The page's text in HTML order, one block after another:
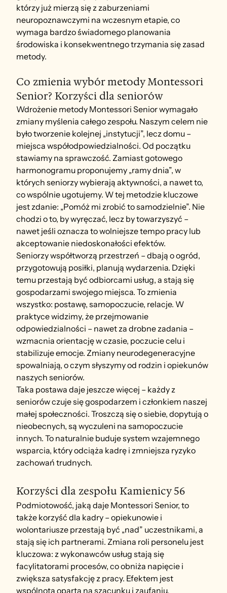
którzy już mierzą się z zaburzeniami
neuropoznawczymi na wczesnym etapie, co
wymaga bardzo świadomego planowania
środowiska i konsekwentnego trzymania się zasad
metody.
Co zmienia wybór metody Montessori
Senior? Korzyści dla seniorów
Wdrożenie metody Montessori Senior wymagało
zmiany myślenia całego zespołu. Naszym celem nie
było tworzenie kolejnej „instytucji”, lecz domu –
miejsca współodpowiedzialności. Od początku
stawiamy na sprawczość. Zamiast gotowego
harmonogramu proponujemy „ramy dnia”, w
których seniorzy wybierają aktywności, a nawet to,
co wspólnie ugotujemy. W tej metodzie kluczowe
jest zdanie: „Pomóż mi zrobić to samodzielnie”. Nie
chodzi o to, by wyręczać, lecz by towarzyszyć –
nawet jeśli oznacza to wolniejsze tempo pracy lub
akceptowanie niedoskonałości efektów.
Seniorzy współtworzą przestrzeń – dbają o ogród,
przygotowują posiłki, planują wydarzenia. Dzięki
temu przestają być odbiorcami usług, a stają się
gospodarzami swojego miejsca. To zmienia
wszystko: postawę, samopoczucie, relacje. W
praktyce widzimy, że przejmowanie
odpowiedzialności – nawet za drobne zadania –
wzmacnia orientację w czasie, poczucie celu i
stabilizuje emocje. Zmiany neurodegeneracyjne
spowalniają, o czym słyszymy od rodzin i opiekunów
naszych seniorów.
Taka postawa daje jeszcze więcej – każdy z
seniorów czuje się gospodarzem i członkiem naszej
małej społeczności. Troszczą się o siebie, dopytują o
nieobecnych, są wyczuleni na samopoczucie
innych. To naturalnie buduje system wzajemnego
wsparcia, który odciąża kadrę i zmniejsza ryzyko
zachowań trudnych.
Korzyści dla zespołu Kamienicy 56
Podmiotowość, jaką daje Montessori Senior, to
także korzyść dla kadry – opiekunowie i
wolontariusze przestają być „nad” uczestnikami, a
stają się ich partnerami. Zmiana roli personelu jest
kluczowa: z wykonawców usług stają się
facylitatorami procesów, co obniża napięcie i
zwiększa satysfakcję z pracy. Efektem jest
wspólnota oparta na szacunku i zaufaniu.